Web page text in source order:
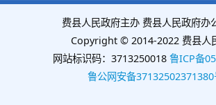
费县人民政府主办 费县人民政府办
Copyright © 2014-2022 费县人
网站标识码：3713250018 鲁ICP备
鲁公网安备37132502371380